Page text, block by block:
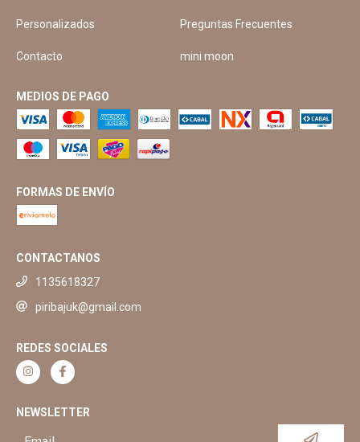
Personalizados Preguntas Frecuentes
Contacto mini moon
MEDIOS DE PAGO
FORMAS DE ENVÍO
CONTACTANOS
1135618327
piribajuk@gmail.com
REDES SOCIALES
NEWSLETTER